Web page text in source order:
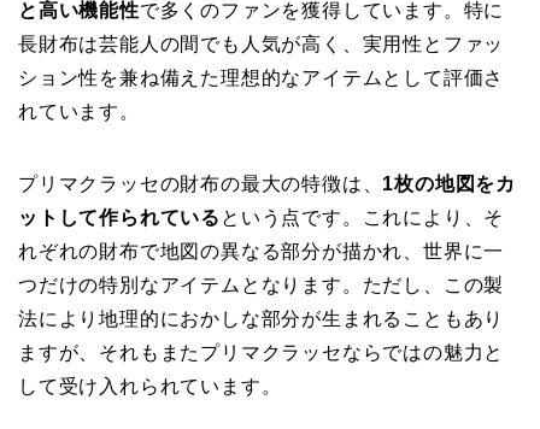
と高い機能性で多くのファンを獲得しています。特に
長財布は芸能人の間でも人気が高く、実用性とファッ
ション性を兼ね備えた理想的なアイテムとして評価さ
れています。
プリマクラッセの財布の最大の特徴は、 1枚の地図をカ
ットして作られている という点です。これにより、そ
れぞれの財布で地図の異なる部分が描かれ、世界に一
つだけの特別なアイテムとなります。ただし、この製
法により地理的におかしな部分が生まれることもあり
ますが、それもまたプリマクラッセならではの魅力と
して受け入れられています。